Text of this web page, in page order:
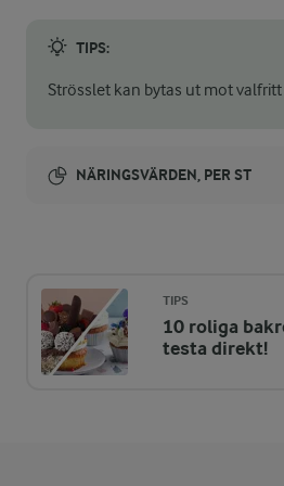
TIPS:
Strösslet kan bytas ut mot valfritt
NÄRINGSVÄRDEN, PER ST
ENERGIDISTRIBUTION %
NÄRINGSVÄRDEN PER ST
TIPS
10 roliga
testa direkt!